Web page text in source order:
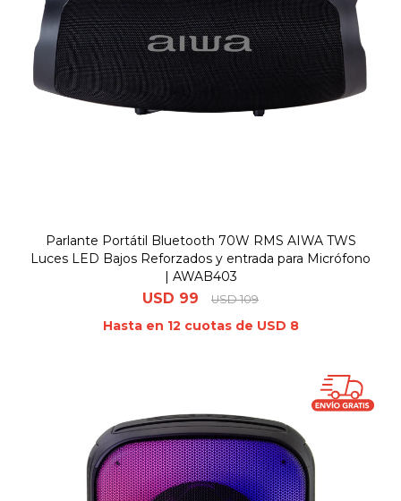
Parlante Portátil Bluetooth 70W RMS AIWA TWS
Luces LED Bajos Reforzados y entrada para Micrófono
| AWAB403
USD 99 USD 109
Hasta en 12 cuotas de USD 8